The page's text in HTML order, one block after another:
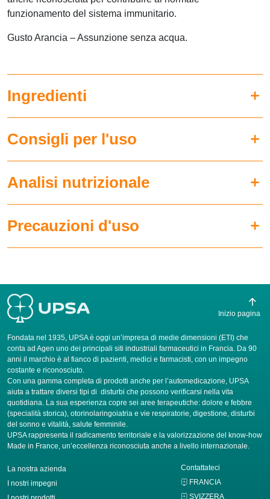
funzionamento del sistema immunitario.
Gusto Arancia – Assunzione senza acqua.
Ingredienti
Consigli per l'uso
Analisi nutrizionale
Precauzioni d'uso
Fondata nel 1935, UPSA è oggi un’impresa di medie dimensioni (ETI) che
conta ad Agen uno dei principali siti industriali farmaceutici in Francia. Da 90
anni il marchio è al fianco di pazienti, medici e farmacisti, con un impegno
costante e riconosciuto.
Con una gamma completa di prodotti anche per l’automedicazione, UPSA
aiuta a trattare diversi tipi di disturbi che possono verificarsi nella vita
quotidiana. La sua esperienza copre sei aree terapeutiche: dolore e febbre
(specialità storica), otorinolaringoiatria e vie respiratorie, digestione, disturbi
del sonno e vitalità, salute femminile.
UPSA rappresenta il radicamento territoriale e la valorizzazione del know-how
Made in France, un’eccellenza riconosciuta anche a livello internazionale.
La nostra azienda
I nostri impegni
Contattateci
FRANCIA
SVIZZERA
Inizio pagina